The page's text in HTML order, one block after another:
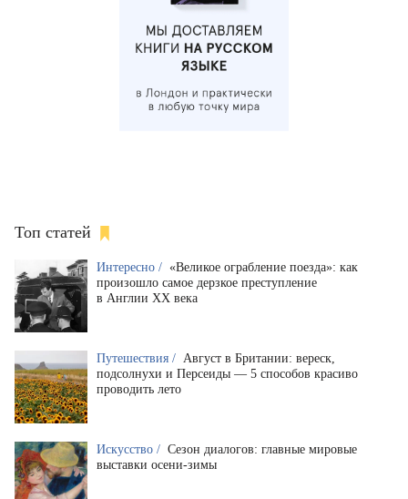
Топ статей
Интересно / «Великое ограбление поезда»: как
произошло самое дерзкое преступление
в Англии XX века
Путешествия / Август в Британии: вереск,
подсолнухи и Персеиды — 5 способов красиво
проводить лето
Искусство / Сезон диалогов: главные мировые
выставки осени-зимы